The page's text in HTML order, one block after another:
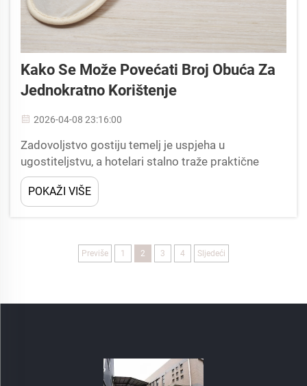
Kako Se Može Povećati Broj Obuća Za
Jednokratno Korištenje
2026-04-08 23:16:00
Zadovoljstvo gostiju temelj je uspjeha u
ugostiteljstvu, a hotelari stalno traže praktične
metode kako bi poboljšali svaki dodir gostiju.
Među naizgled manjim pogodnostima koje nose
neproporcionalni utjecaj, hotel...
POKAŽI VIŠE
Previše 1 2 3 4 Sljedeći